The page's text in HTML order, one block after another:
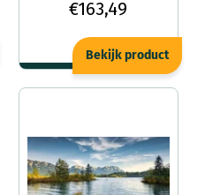
- Vliesbehang
€163,49
Bekijk product